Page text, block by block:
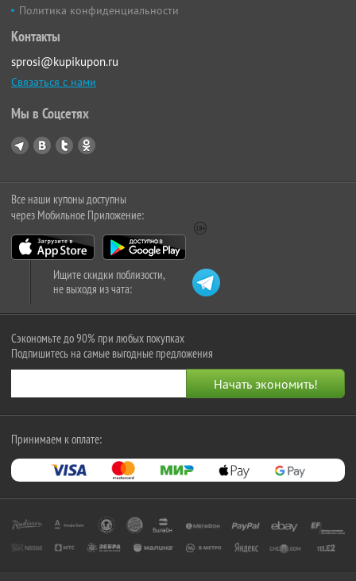
Политика конфиденциальности
Контакты
sprosi@kupikupon.ru
Связаться с нами
Мы в Соцсетях
Все наши купоны доступны
через Мобильное Приложение:
Ищите скидки поблизости,
не выходя из чата:
Сэкономьте до 90% при любых покупках
Подпишитесь на самые выгодные предложения
Принимаем к оплате: